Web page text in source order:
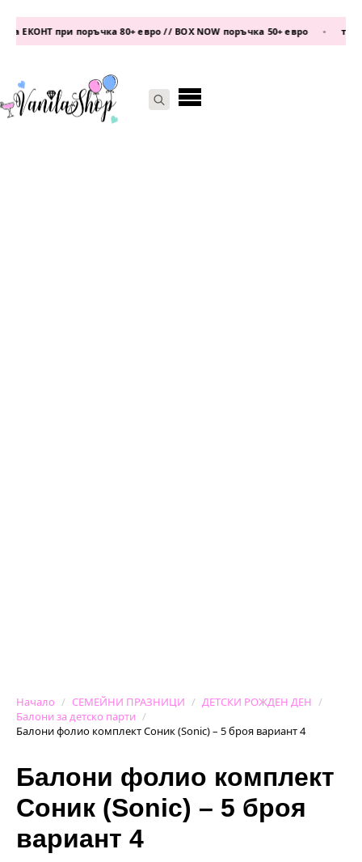
при поръчка 80+ евро // BOX NOW поръчка 50+ евро
Начало СЕМЕЙНИ ПРАЗНИЦИ
ДЕТСКИ РОЖДЕН ДЕН
Балони за детско парти
Балони фолио комплект Соник (Sonic) – 5 броя вариант 4
Балони фолио комплект
Соник (Sonic) – 5 броя
вариант 4